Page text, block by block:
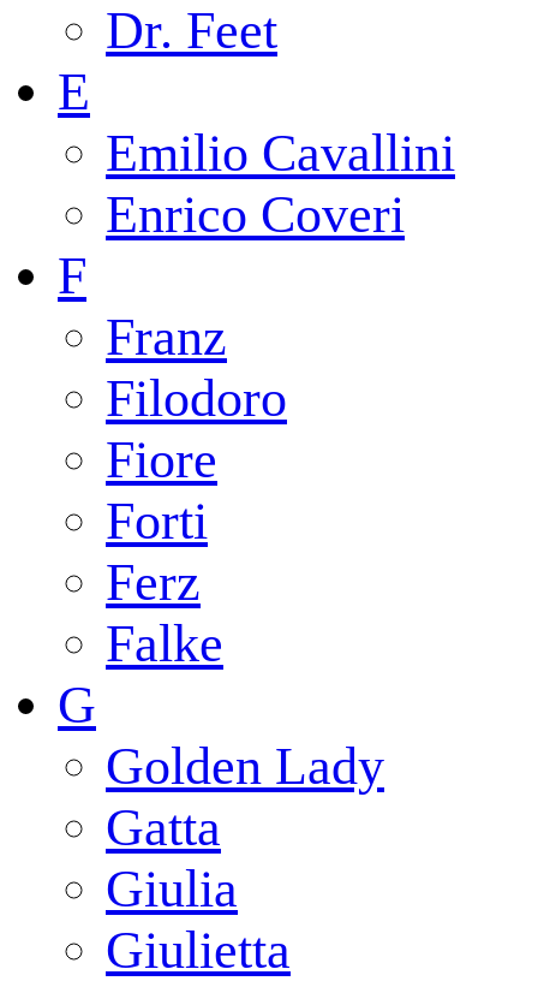
Dr. Feet
E
Emilio Cavallini
Enrico Coveri
F
Franz
Filodoro
Fiore
Forti
Ferz
Falke
G
Golden Lady
Gatta
Giulia
Giulietta